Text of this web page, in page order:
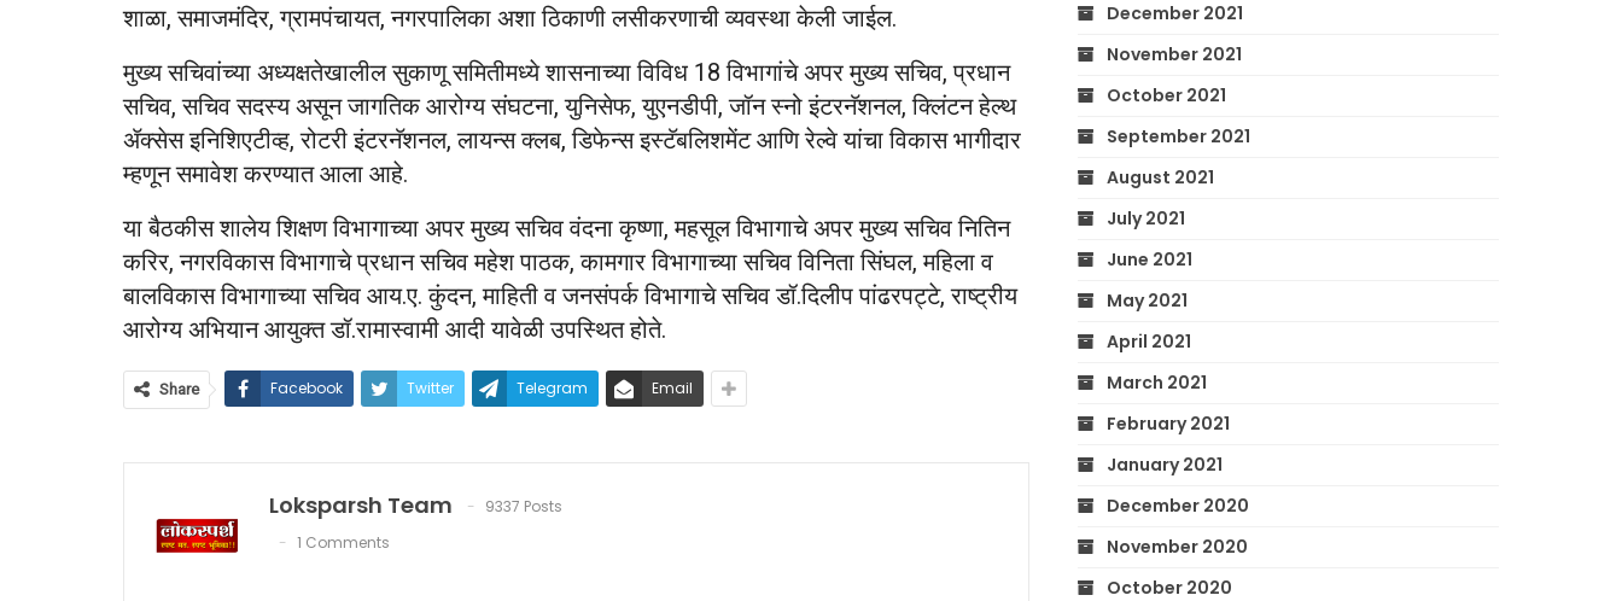
शाळा, समाजमंदिर, ग्रामपंचायत, नगरपालिका अशा ठिकाणी लसीकरणाची व्यवस्था केली जाईल.
मुख्य सचिवांच्या अध्यक्षतेखालील सुकाणू समितीमध्ये शासनाच्या विविध 18 विभागांचे अपर मुख्य सचिव, प्रधान
सचिव, सचिव सदस्य असून जागतिक आरोग्य संघटना, युनिसेफ, युएनडीपी, जॉन स्नो इंटरनॅशनल, क्लिंटन हेल्थ
ॲक्सेस इनिशिएटीव्ह, रोटरी इंटरनॅशनल, लायन्स क्लब, डिफेन्स इस्टॅबलिशमेंट आणि रेल्वे यांचा विकास भागीदार
म्हणून समावेश करण्यात आला आहे.
या बैठकीस शालेय शिक्षण विभागाच्या अपर मुख्य सचिव वंदना कृष्णा, महसूल विभागाचे अपर मुख्य सचिव नितिन
करिर, नगरविकास विभागाचे प्रधान सचिव महेश पाठक, कामगार विभागाच्या सचिव विनिता सिंघल, महिला व
बालविकास विभागाच्या सचिव आय.ए. कुंदन, माहिती व जनसंपर्क विभागाचे सचिव डॉ.दिलीप पांढरपट्टे, राष्ट्रीय
आरोग्य अभियान आयुक्त डॉ.रामास्वामी आदी यावेळी उपस्थित होते.
Share Facebook Twitter Telegram Email
Loksparsh Team
9337 Posts
1 Comments
December 2021
November 2021
October 2021
September 2021
August 2021
July 2021
June 2021
May 2021
April 2021
March 2021
February 2021
January 2021
December 2020
November 2020
October 2020